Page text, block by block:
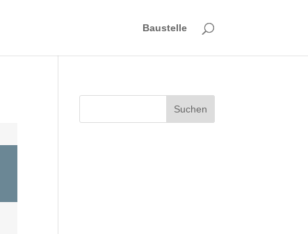
Baustelle
Suchen